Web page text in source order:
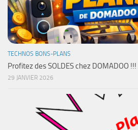
TECHNOS BONS-PLANS
Profitez des SOLDES chez DOMADOO !!!
29 JANVIER 2026